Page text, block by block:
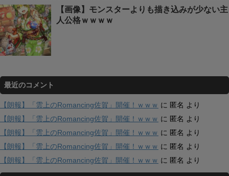
【画像】モンスターよりも描き込みが少ない主
人公格ｗｗｗｗ
最近のコメント
【朗報】「雲上のRomancing佐賀」開催！ｗｗｗ に 匿名 より
【朗報】「雲上のRomancing佐賀」開催！ｗｗｗ に 匿名 より
【朗報】「雲上のRomancing佐賀」開催！ｗｗｗ に 匿名 より
【朗報】「雲上のRomancing佐賀」開催！ｗｗｗ に 匿名 より
【朗報】「雲上のRomancing佐賀」開催！ｗｗｗ に 匿名 より